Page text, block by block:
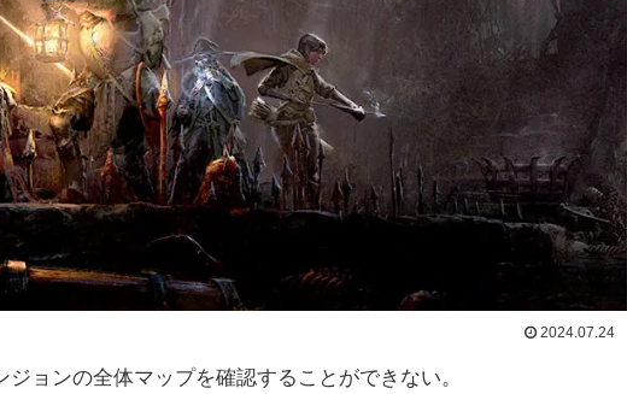
2024.07.24
ジョンの全体マップを確認することができない。